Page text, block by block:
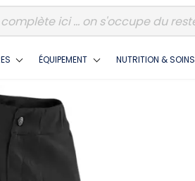
ÉQUIPEMENT NUTRITION & SOINS